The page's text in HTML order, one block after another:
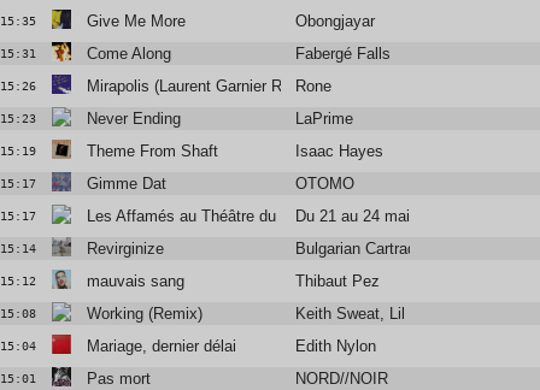
15:35 Give Me More Obongjayar
15:31 Come Along Fabergé Falls
15:26 Mirapolis (Laurent Garnier Remix)
Rone
15:23 Never Ending LaPrime
15:19 Theme From Shaft Isaac Hayes
15:17 Gimme Dat OTOMO
15:17 Les Affamés au Théâtre du ChâteletDu 21 au 24 mai
15:14 Revirginize Bulgarian Cartrader
15:12 mauvais sang Thibaut Pez
15:08 Working (Remix) Keith Sweat, Lil Wayne & Qing
15:04 Mariage, dernier délai Edith Nylon
15:01 Pas mort NORD//NOIR